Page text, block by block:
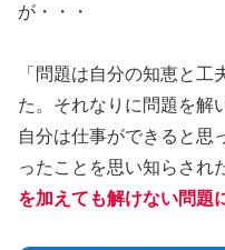
が・・・
「問題は自分の知恵と
た。それなりに問題を解
自分は仕事ができると思
ったことを思い知らされ
を加えても解けない問題